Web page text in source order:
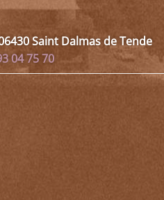
Saint Dalmas de Tende
04 75 70